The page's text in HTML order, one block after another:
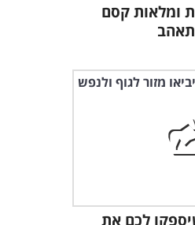
הזה יחשוף
מהחבוי במעמקי
בישראל
המדינה
הטבע
ומלאות קסם
לכם את